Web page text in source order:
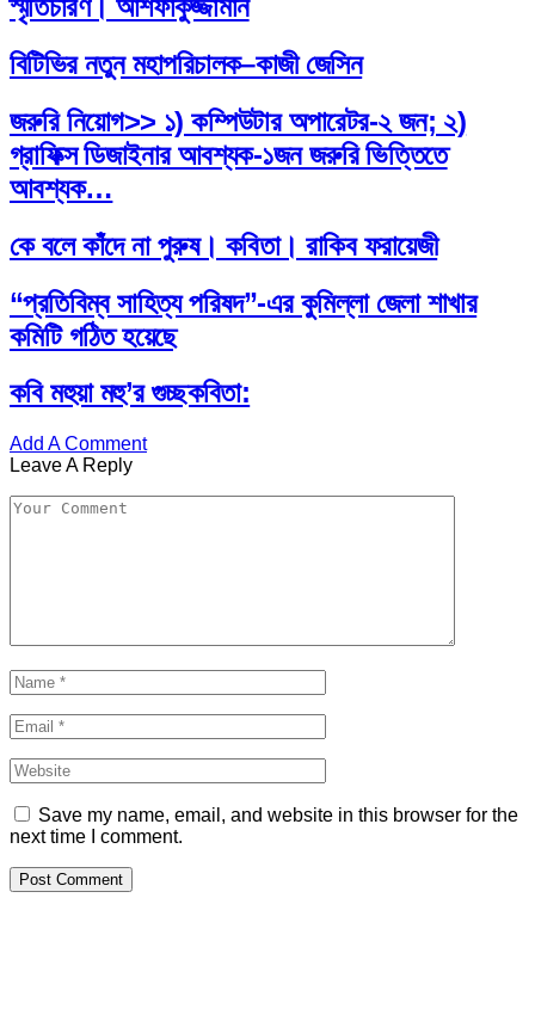
স্মৃতিচারণ। আশফাকুজ্জামান
বিটিভির নতুন মহাপরিচালক–কাজী জেসিন
জরুরি নিয়োগ>> ১) কম্পিউটার অপারেটর-২ জন; ২)
গ্রাফিক্স ডিজাইনার আবশ্যক-১জন জরুরি ভিত্তিতে
আবশ্যক…
কে বলে কাঁদে না পুরুষ। কবিতা। রাকিব ফরায়েজী
“প্রতিবিম্ব সাহিত্য পরিষদ”-এর কুমিল্লা জেলা শাখার
কমিটি গঠিত হয়েছে
কবি মহুয়া মহু’র গুচ্ছকবিতা:
Add A Comment
Leave A Reply
Save my name, email, and website in this browser for the
next time I comment.